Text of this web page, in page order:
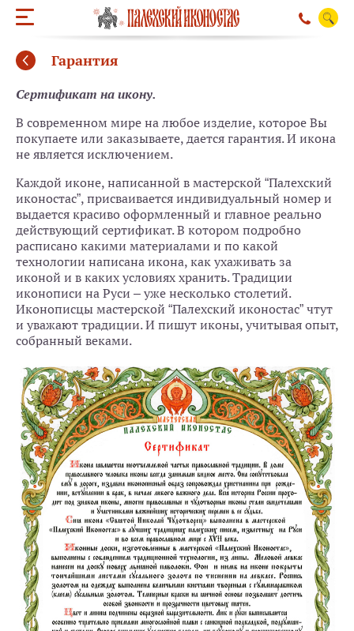
ОБРАТНЫЙ
Гарантия
Сертификат на икону.
В современном мире на любое изделие, которое Вы
покупаете или заказываете, дается гарантия. И икона
не является исключением.
Каждой иконе, написанной в мастерской “Палехский
иконостас”, присваивается индивидуальный номер и
выдается красиво оформленный и главное реально
действующий сертификат. В котором подробно
расписано какими материалами и по какой
технологии написана икона, как ухаживать за
иконой и в каких условиях хранить. Традиции
иконописи на Руси – уже несколько столетий.
Иконописцы мастерской “Палехский иконостас” чтут
и уважают традиции. И пишут иконы, учитывая опыт,
собранный веками.